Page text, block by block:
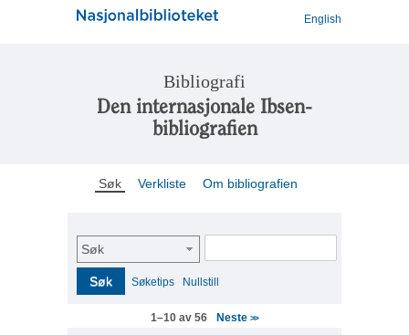
English
Bibliografi
Den internasjonale Ibsen-
bibliografien
Søk Verkliste Om bibliografien
Søk
Søk Søketips Nullstill
1–10 av 56 Neste>>